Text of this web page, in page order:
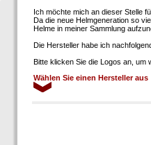
Ich möchte mich an dieser Stelle
Da die neue Helmgeneration so
Helme in meiner Sammlung
Die Hersteller habe ich
Bitte klicken Sie die Logos an, um
Wählen Sie einen Hersteller aus